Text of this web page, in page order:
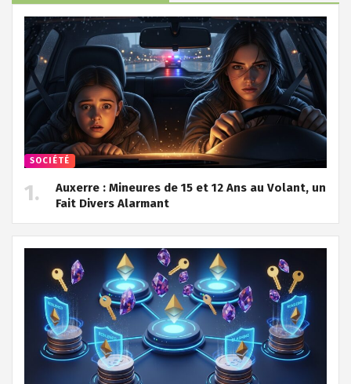
SOCIÉTÉ
Auxerre : Mineures de 15 et 12 Ans au Volant, un
Fait Divers Alarmant